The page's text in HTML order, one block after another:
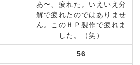
あ〜、疲れた。いえいえ分
解で疲れたのではありませ
ん。このＨＰ製作で疲れま
した。（笑）
56